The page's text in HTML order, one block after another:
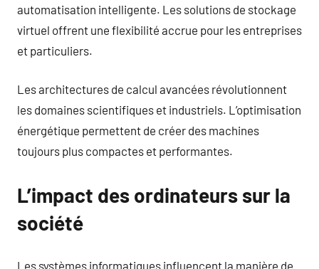
automatisation intelligente. Les solutions de stockage
virtuel offrent une flexibilité accrue pour les entreprises
et particuliers.
Les architectures de calcul avancées révolutionnent
les domaines scientifiques et industriels. L’optimisation
énergétique permettent de créer des machines
toujours plus compactes et performantes.
L’impact des ordinateurs sur la
société
Les systèmes informatiques influencent la manière de